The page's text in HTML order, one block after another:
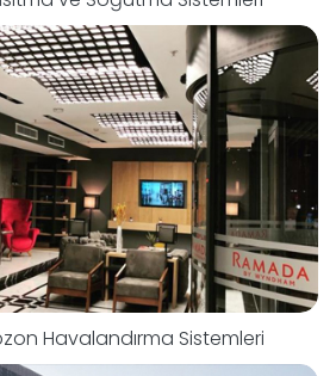
Havalandırma Sistemleri